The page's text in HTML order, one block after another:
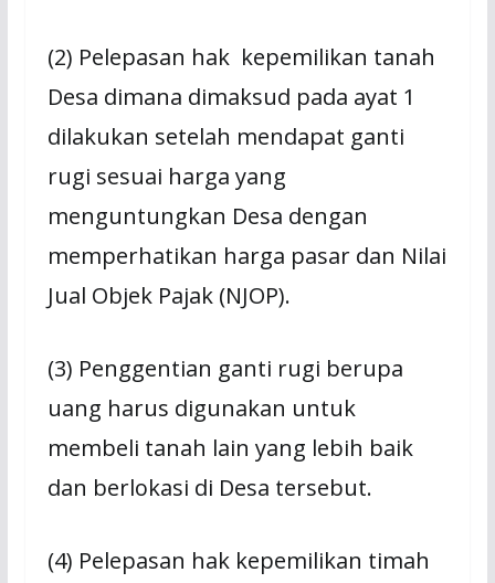
(2) Pelepasan hak kepemilikan tanah
Desa dimana dimaksud pada ayat 1
dilakukan setelah mendapat ganti
rugi sesuai harga yang
menguntungkan Desa dengan
memperhatikan harga pasar dan Nilai
Jual Objek Pajak (NJOP).
(3) Penggentian ganti rugi berupa
uang harus digunakan untuk
membeli tanah lain yang lebih baik
dan berlokasi di Desa tersebut.
(4) Pelepasan hak kepemilikan timah